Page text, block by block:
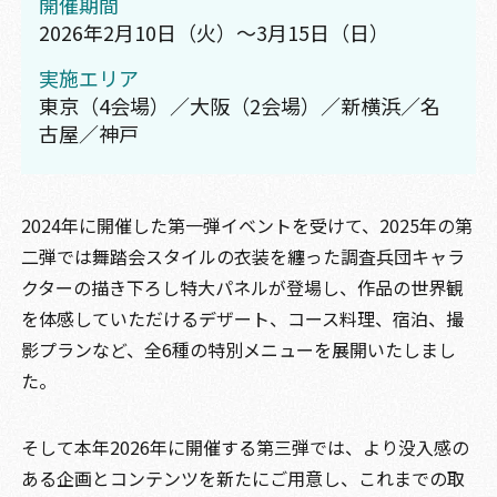
2026年2月10日（火）～3月15日（日）
実施エリア
東京（4会場）／大阪（2会場）／新横浜／名
古屋／神戸
2024年に開催した第一弾イベントを受けて、2025年の第
二弾では舞踏会スタイルの衣装を纏った調査兵団キャラ
クターの描き下ろし特大パネルが登場し、作品の世界観
を体感していただけるデザート、コース料理、宿泊、撮
影プランなど、全6種の特別メニューを展開いたしまし
た。
そして本年2026年に開催する第三弾では、より没入感の
ある企画とコンテンツを新たにご用意し、これまでの取